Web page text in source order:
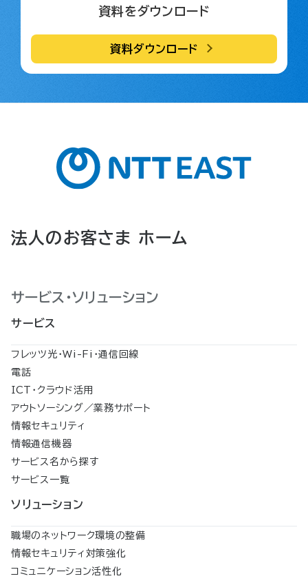
資料をダウンロード
資料ダウンロード
法人のお客さま ホーム
サービス・ソリューション
サービス
フレッツ光・Wi-Fi・通信回線
電話
ICT・クラウド活用
アウトソーシング／業務サポート
情報セキュリティ
情報通信機器
サービス名から探す
サービス一覧
ソリューション
職場のネットワーク環境の整備
情報セキュリティ対策強化
コミュニケーション活性化